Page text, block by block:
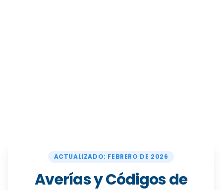
ACTUALIZADO: FEBRERO DE 2026
Averías y Códigos de